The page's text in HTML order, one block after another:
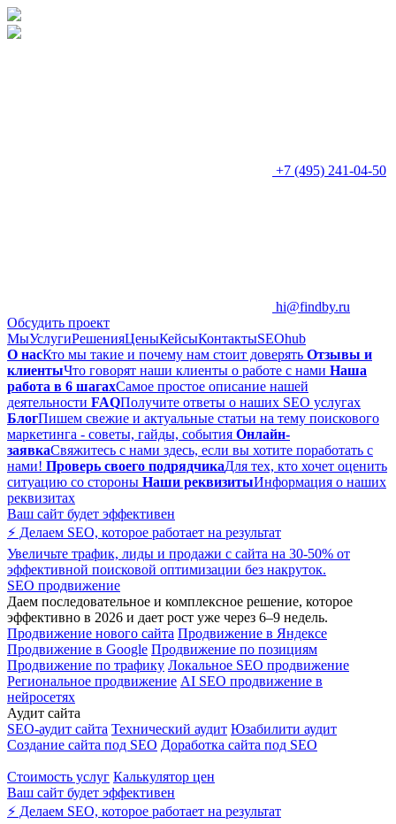
+7 (495) 241-04-50
hi@findby.ru
Обсудить проект
МыУслугиРешенияЦеныКейсыКонтактыSEOhub
О насКто мы такие и почему нам стоит доверять Отзывы и
клиентыЧто говорят наши клиенты о работе с нами Наша
работа в 6 шагахСамое простое описание нашей
деятельности FAQПолучите ответы о наших SEO услугах
БлогПишем свежие и актуальные статьи на тему поискового
маркетинга - советы, гайды, события Онлайн-
заявкаСвяжитесь с нами здесь, если вы хотите поработать с
нами! Проверь своего подрядчикаДля тех, кто хочет оценить
ситуацию со стороны Наши реквизитыИнформация о наших
реквизитах
Ваш сайт будет эффективен
⚡ Делаем SEO, которое работает на результат
Увеличьте трафик, лиды и продажи с сайта на 30-50% от
эффективной поисковой оптимизации без накруток.
SEO продвижение
Даем последовательное и комплексное решение, которое
эффективно в 2026 и дает рост уже через 6–9 недель.
Продвижение нового сайта Продвижение в Яндексе
Продвижение в Google Продвижение по позициям
Продвижение по трафику Локальное SEO продвижение
Региональное продвижение AI SEO продвижение в
нейросетях
Аудит сайта
SEO-аудит сайта Технический аудит Юзабилити аудит
Создание сайта под SEO Доработка сайта под SEO
Стоимость услуг Калькулятор цен
Ваш сайт будет эффективен
⚡ Делаем SEO, которое работает на результат